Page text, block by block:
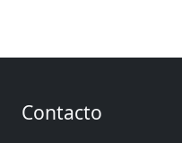
Contacto